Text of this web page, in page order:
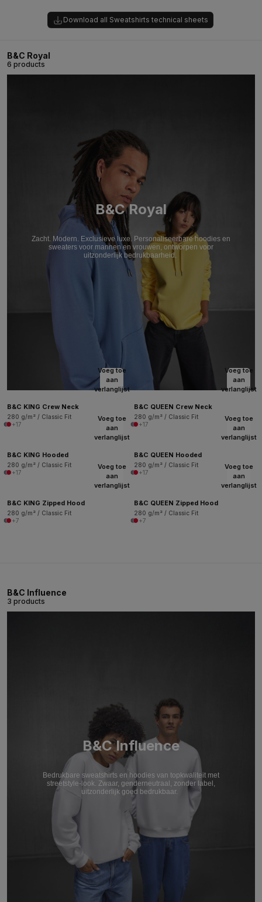
Download all Sweatshirts technical sheets
B&C Royal
6 products
B&C Royal
Zacht. Modern. Exclusieve luxe. Personaliseerbare hoodies en
sweaters voor mannen en vrouwen, ontworpen voor
uitzonderlijk bedrukbaarheid.
Voeg toe
aan
verlanglijst
B&C KING Crew Neck
280 g/m² / Classic Fit
+17
Voeg toe
aan
verlanglijst
B&C QUEEN Crew Neck
280 g/m² / Classic Fit
+17
Voeg toe
aan
verlanglijst
B&C KING Hooded
280 g/m² / Classic Fit
+17
Voeg toe
aan
verlanglijst
B&C QUEEN Hooded
280 g/m² / Classic Fit
+17
Voeg toe
aan
verlanglijst
B&C KING Zipped Hood
280 g/m² / Classic Fit
+7
Voeg toe
aan
verlanglijst
B&C QUEEN Zipped Hood
280 g/m² / Classic Fit
+7
B&C Influence
3 products
B&C Influence
Bedrukbare sweatshirts en hoodies van topkwaliteit met
streetstyle-look. Zwaar, genderneutraal, zonder label,
uitzonderlijk goed bedrukbaar.